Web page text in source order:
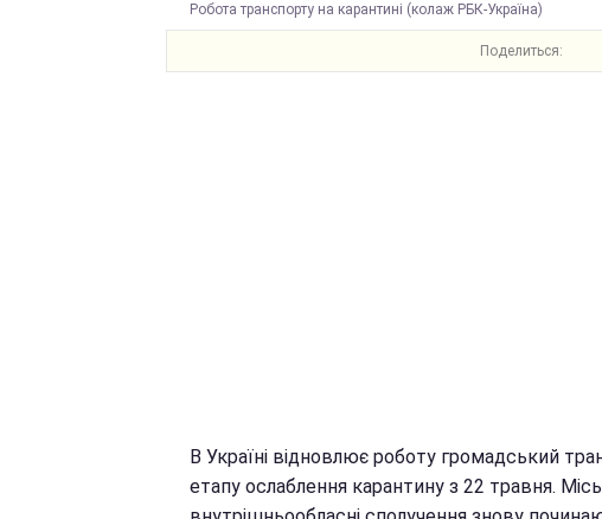
Робота транспорту на карантині (колаж РБК-Україна)
Поделиться:
В Україні відновлює роботу громадський
етапу ослаблення карантину з 22 травня.